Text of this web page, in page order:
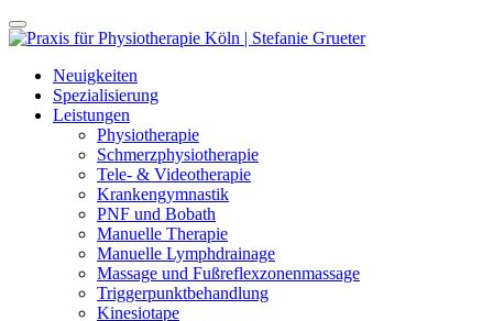
Neuigkeiten
Spezialisierung
Leistungen
Physiotherapie
Schmerzphysiotherapie
Tele- & Videotherapie
Krankengymnastik
PNF und Bobath
Manuelle Therapie
Manuelle Lymphdrainage
Massage und Fußreflexzonenmassage
Triggerpunktbehandlung
Kinesiotape